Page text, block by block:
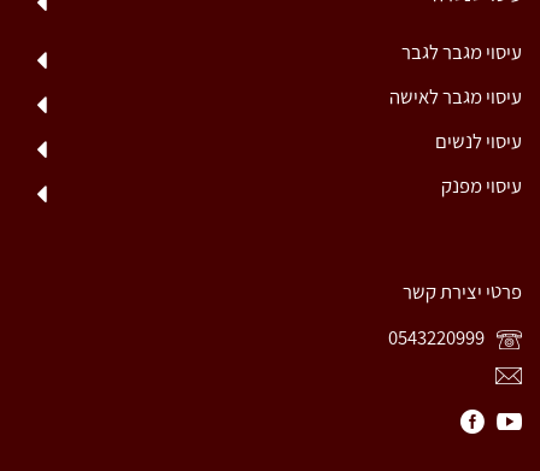
עיסוי מגבר לגבר
עיסוי מגבר לאישה
עיסוי לנשים
עיסוי מפנק
פרטי יצירת קשר